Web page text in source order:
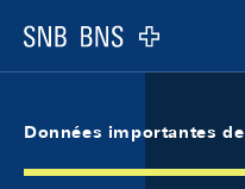
Logo
Données importantes